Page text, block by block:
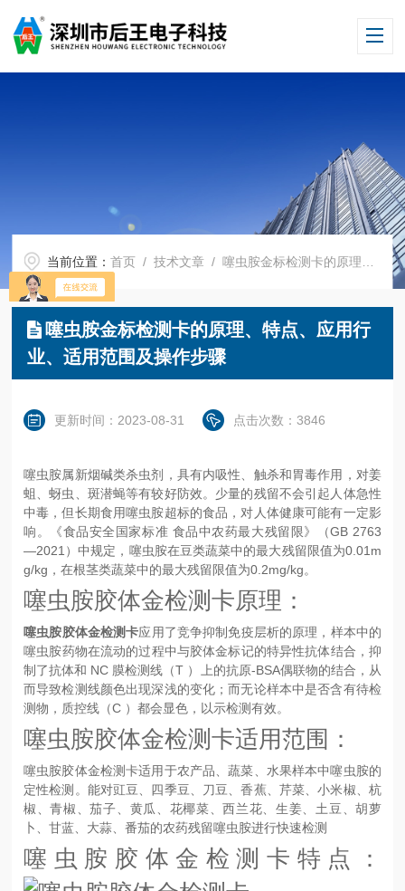
当前位置：首页 /技术文章 / 噻虫胺金标检测卡的原理、特点、应用行业、适用范围及操作步骤
噻虫胺金标检测卡的原理、特点、应用行
业、适用范围及操作步骤
更新时间：2023-08-31 点击次数：3846
噻虫胺属新烟碱类杀虫剂，具有内吸性、触杀和胃毒作用，对姜
蛆、蚜虫、斑潜蝇等有较好防效。少量的残留不会引起人体急性
中毒，但长期食用噻虫胺超标的食品，对人体健康可能有一定影
响。《食品安全国家标准 食品中农药最大残留限》（GB 2763
—2021）中规定，噻虫胺在豆类蔬菜中的最大残留限值为0.01m
g/kg，在根茎类蔬菜中的最大残留限值为0.2mg/kg。
噻虫胺胶体金检测卡原理：
噻虫胺胶体金检测卡应用了竞争抑制免疫层析的原理，样本中的
噻虫胺药物在流动的过程中与胶体金标记的特异性抗体结合，抑
制了抗体和 NC 膜检测线（T ）上的抗原-BSA偶联物的结合，从
而导致检测线颜色出现深浅的变化；而无论样本中是否含有待检
测物，质控线（C ）都会显色，以示检测有效。
噻虫胺胶体金检测卡适用范围：
噻虫胺胶体金检测卡适用于农产品、蔬菜、水果样本中噻虫胺的
定性检测。能对豇豆、四季豆、刀豆、香蕉、芹菜、小米椒、杭
椒、青椒、茄子、黄瓜、花椰菜、西兰花、生姜、土豆、胡萝
卜、甘蓝、大蒜、番茄的农药残留噻虫胺进行快速检测
噻虫胺胶体金检测卡特点：